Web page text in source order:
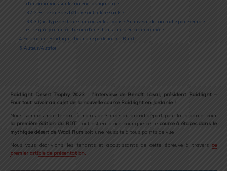
d’informations sur le matériel obligatoire ?
3.2 2. Est-ce que des bâtons sont intéressants ?
3.3 3. Quel type de chaussure conseillez- vous ? Au niveau de l’accroche par exemple,
est ce qu’il y a un réel besoin d’une chaussure bien cramponnée ?
4 Se procurer Raidlight chez notre partenaire i-Run.fr
5 Auteur/Autrice
Raidlight Desert Trophy 2023 : l’interview de Benoît Laval, président Raidlight –
Pour tout savoir au sujet de la nouvelle course Raidlight en Jordanie !
Nous sommes maintenant à moins de 3 mois du grand départ pour la Jordanie, pour
la première édition du RDT. Tout est en place pour que cette course à étapes dans le
mythique désert de Wadi Rum soit une réussite à tous points de vue !
Nous vous décrivions les tenants et aboutissants de cette épreuve à travers ce
premier article de présentation.